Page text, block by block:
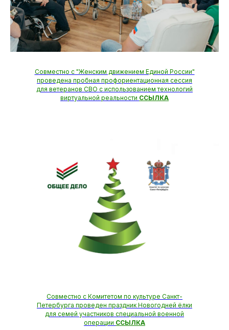
Совместно с "Женским движением Единой России"
проведена пробная профориентационная сессия
для ветеранов СВО с использованием технологий
виртуальной реальности ССЫЛКА
Совместно с Комитетом по культуре Санкт-
Петербурга проведен праздник Новогодней ёлки
для семей участников специальной военной
операции ССЫЛКА